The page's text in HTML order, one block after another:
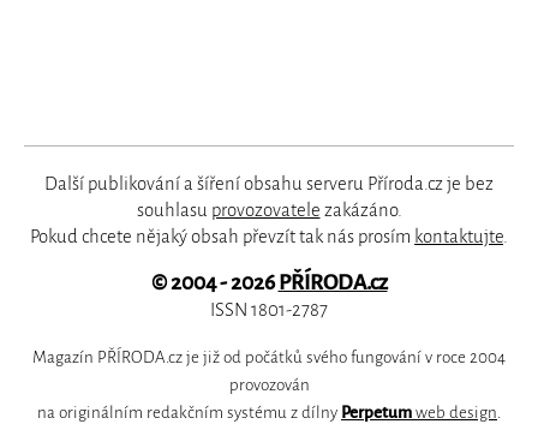
Další publikování a šíření obsahu serveru Příroda.cz je bez
souhlasu provozovatele zakázáno.
Pokud chcete nějaký obsah převzít tak nás prosím kontaktujte
© 2004 - 2026PŘÍRODA.cz
ISSN 1801-2787
Magazín PŘÍRODA.cz je již od počátků svého fungování v roce 2004
provozován
na originálním redakčním systému z dílny Perpetum web design